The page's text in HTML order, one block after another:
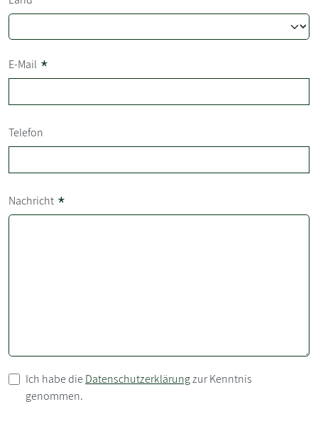
E-Mail *
Telefon
Nachricht *
Ich habe dieDatenschutzerklärungzur Kenntnis
genommen.